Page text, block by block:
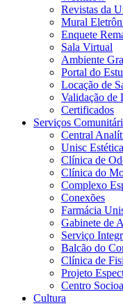
Revistas da
Mural
Enquete
Sala Virtual
Ambiente
Portal do
Locação de
Validação de
Certificados
Serviços
Central
Unisc
Clínica de
Clínica do
Complexo
Conexões
Farmácia
Gabinete de
Serviço
Balcão do
Clínica de
Projeto
Centro
Cultura